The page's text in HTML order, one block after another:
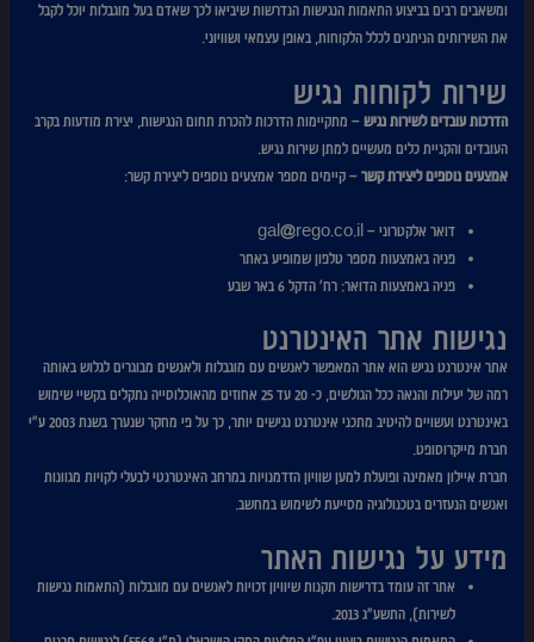
ומשאבים רבים בביצוע התאמות הנגישות הנדרשות שיביאו לכך שאדם בעל מוגבלות יוכל לקבל
את השירותים הניתנים לכלל הלקוחות, באופן עצמאי ושוויוני.
שירות לקוחות נגיש
הדרכות עובדים לשירות נגיש – מתקיימות הדרכות להכרת תחום הנגישות, יצירת מודעות בקרב
העובדים והקניית כלים מעשיים למתן שירות נגיש.
אמצעים נוספים ליצירת קשר– קיימים מספר אמצעים נוספים ליצירת קשר:
דואר אלקטרוני – gal@rego.co.il
פניה באמצעות מספר טלפון שמופיע באתר
פניה באמצעות הדואר: רח' הדקל 6 באר שבע
נגישות אתר האינטרנט
אתר אינטרנט נגיש הוא אתר המאפשר לאנשים עם מוגבלות ולאנשים מבוגרים לגלוש באותה
רמה של יעילות והנאה ככל הגולשים, כ- 20 עד 25 אחוזים מהאוכלוסייה נתקלים בקשיי שימוש
באינטרנט ועשויים להיטיב מתכני אינטרנט נגישים יותר, כך על פי מחקר שנערך בשנת 2003 ע"י
חברת מייקרוסופט.
חברת איילון מאמינה ופועלת למען שוויון הזדמנויות במרחב האינטרנטי לבעלי לקויות מגוונות
ואנשים הנעזרים בטכנולוגיה מסייעת לשימוש במחשב.
מידע על נגישות האתר
אתר זה עומד בדרישות תקנות שיוויון זכויות לאנשים עם מוגבלות (התאמות נגישות
לשירות), התשע"ג 2013.